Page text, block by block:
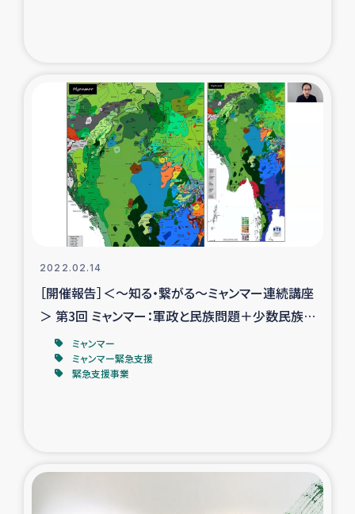
コーヒー生産者支援
アイナロ県マウベシ郡でのコーヒー畑改善事業
ベイルート大規模爆発被災者支援
女性の生計向上支援
アグロフォレストリー（カカオ）事業
2022.02.14
［開催報告］＜～知る・繋がる～ミャンマー連続講座
＞ 第3回 ミャンマー：軍政と民族問題＋少数民族
地域の現状
ミャンマー
ミャンマー緊急支援
緊急支援事業